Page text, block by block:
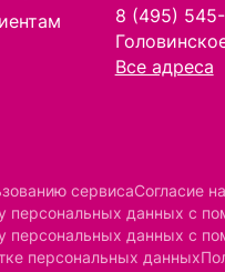
8 (495)
Все адреса
сервисаСогласие
персональных данных с
персональных данных с
персональных данных